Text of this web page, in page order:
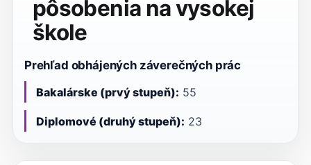
pôsobenia na vysokej
škole
Prehľad obhájených záverečných prác
Bakalárske (prvý stupeň): 55
Diplomové (druhý stupeň): 23